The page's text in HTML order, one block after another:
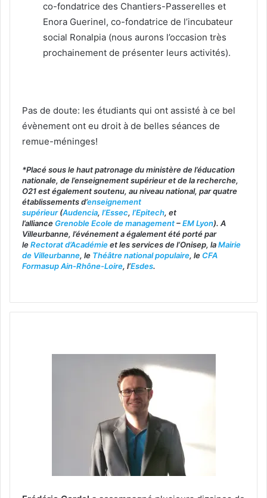
co-fondatrice des Chantiers-Passerelles et
Enora Guerinel, co-fondatrice de l’incubateur
social Ronalpia (nous aurons l’occasion très
prochainement de présenter leurs activités).
Pas de doute: les étudiants qui ont assisté à ce bel
évènement ont eu droit à de belles séances de
remue-méninges!
*Placé sous le haut patronage du ministère de l’éducation
nationale, de l’enseignement supérieur et de la recherche,
O21 est également soutenu, au niveau national, par quatre
établissements d’enseignement
supérieur(Audencia, l’Essec, l’Epitech, et
l’allianceGrenoble Ecole de management–EM Lyon). A
Villeurbanne, l’événement a également été porté par
leRectorat d’Académieet les services de l’Onisep, laMairie
de Villeurbanne, le Théâtre national populaire, leCFA
Formasup Ain-Rhône-Loire, l’Esdes.